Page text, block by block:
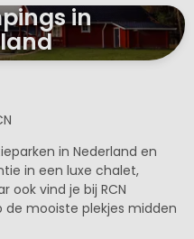
in
in Nederland en
in een luxe chalet,
ook vind je bij RCN
mooiste plekjes midden